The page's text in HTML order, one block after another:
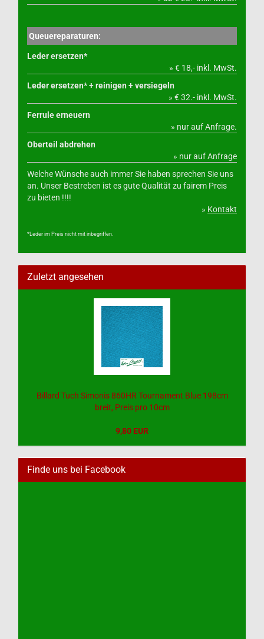
Queuereparaturen:
Leder ersetzen*
» € 18,- inkl. MwSt.
Leder ersetzen* + reinigen + versiegeln
» € 32.- inkl. MwSt.
Ferrule erneuern
» nur auf Anfrage.
Oberteil abdrehen
» nur auf Anfrage
Welche Wünsche auch immer Sie haben sprechen Sie uns
an. Unser Bestreben ist es gute Qualität zu fairem Preis
zu bieten !!!!
» Kontakt
*Leder im Preis nicht mit inbegriffen.
Zuletzt angesehen
Billard Tuch Simonis 860HR Tournament Blue 198cm
breit, Preis pro 10cm
9,80 EUR
Finde uns bei Facebook